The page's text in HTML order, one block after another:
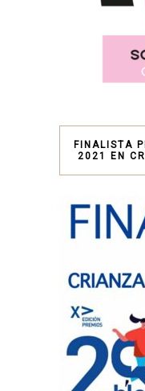
FINALISTA
2021 EN